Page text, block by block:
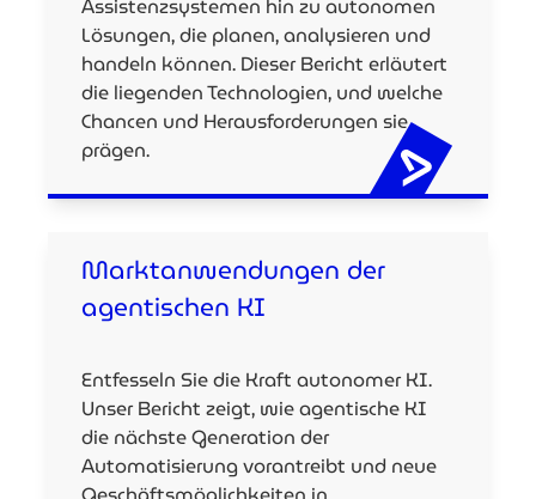
Assistenzsystemen hin zu autonomen
Lösungen, die planen, analysieren und
handeln können. Dieser Bericht erläutert
die liegenden Technologien, und welche
Chancen und Herausforderungen sie
prägen.
Marktanwendungen der
agentischen KI
Entfesseln Sie die Kraft autonomer KI.
Unser Bericht zeigt, wie agentische KI
die nächste Generation der
Automatisierung vorantreibt und neue